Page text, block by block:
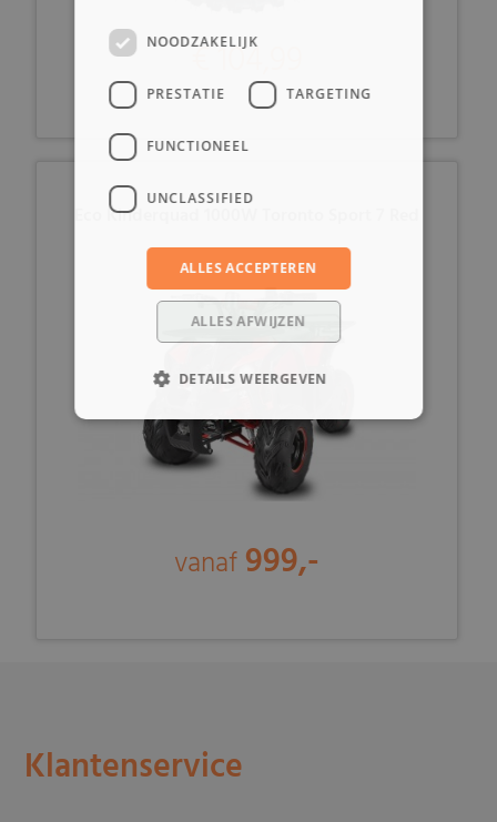
€ 104,99
Eco Kinderquad 1000W Toronto Sport 7 Red
vanaf 999,-
Klantenservice
NOODZAKELIJK
PRESTATIE TARGETING
FUNCTIONEEL
UNCLASSIFIED
ALLES ACCEPTEREN
ALLES AFWIJZEN
DETAILS WEERGEVEN